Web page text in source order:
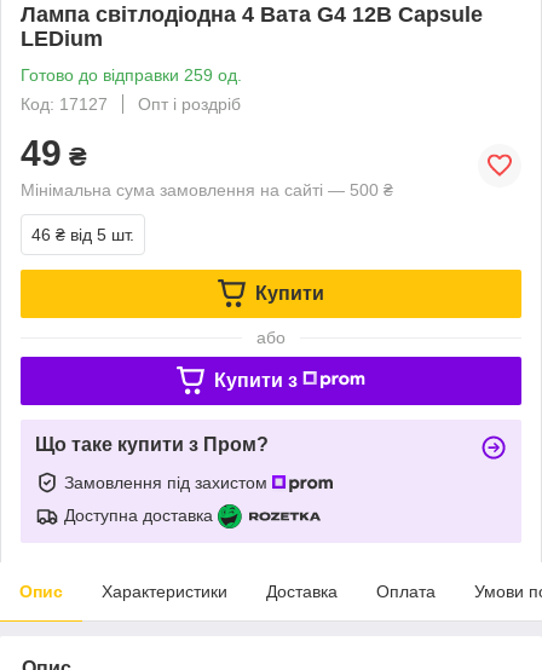
Лампа світлодіодна 4 Вата G4 12В Capsule
LEDium
Готово до відправки 259 од.
Код: 17127
Опт і роздріб
49 ₴
Мінімальна сума замовлення на сайті — 500 ₴
46 ₴ від 5 шт.
Купити
або
Купити з
Що таке купити з Пром?
Замовлення під захистом
Доступна доставка
Опис Характеристики Доставка Оплата Умови